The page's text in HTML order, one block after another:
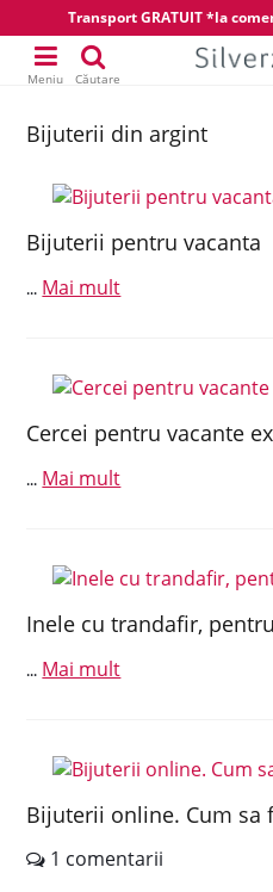
Transport GRATUIT *la
Meniu Căutare
Bijuterii din argint
Bijuterii pentru vacanta
... Mai mult
Cercei pentru vacante
... Mai mult
Inele cu trandafir,
... Mai mult
Bijuterii online. Cum sa
1 comentarii